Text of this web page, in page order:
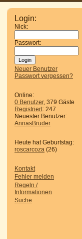
Login:
Nick:
Passwort:
Neuer Benutzer
Passwort vergessen?
Online:
0 Benutzer, 379 Gäste
Registriert: 247
Neuester Benutzer:
AnnasBruder
Heute hat Geburtstag:
roscarcoza (26)
Kontakt
Fehler melden
Regeln /
Informationen
Suche